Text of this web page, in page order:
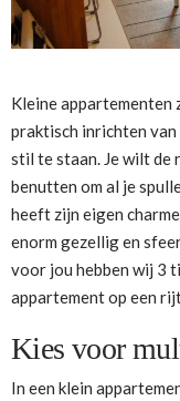
Kleine appartementen
praktisch inrichten van
stil te staan. Je wilt de
benutten om al je
heeft zijn eigen
enorm gezellig en
voor jou hebben wij 3
appartement op een
Kies voor
In een klein